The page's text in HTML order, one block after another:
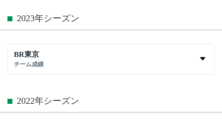
2023年シーズン
BR東京
チーム成績
2022年シーズン